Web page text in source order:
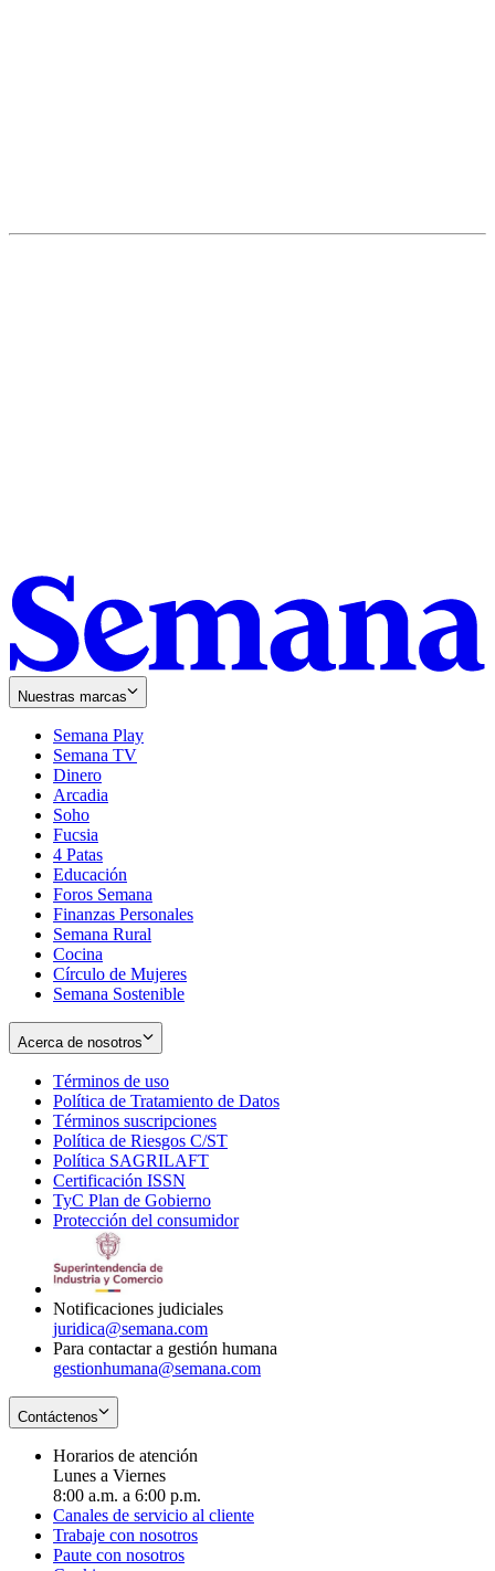
Nuestras marcas
Semana Play
Semana TV
Dinero
Arcadia
Soho
in
new
window
Fucsia
in
new
window
4 Patas
Educación
Foros Semana
Finanzas Personales
Semana Rural
Cocina
Círculo de Mujeres
Semana Sostenible
Acerca de nosotros
Términos de uso
in
new
window
Política de Tratamiento de Datos
Términos suscripciones
in
Política de Riesgos C/ST
Política SAGRILAFT
new
window
Certificación ISSN
in
new
TyC Plan de Gobierno
in
Protección del consumidorOpens
Notificaciones judiciales
juridica@semana.com
Para contactar a gestión humana
gestionhumana@semana.com
Contáctenos
Horarios de atención
Lunes a Viernes
8:00 a.m. a 6:00 p.m.
Canales de servicio al cliente
Trabaje con nosotros
Paute con nosotros